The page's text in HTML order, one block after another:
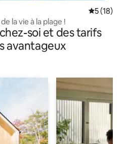
5 (18)
- le luxe de la vie à la plage !
soi et des tarifs
avantageux